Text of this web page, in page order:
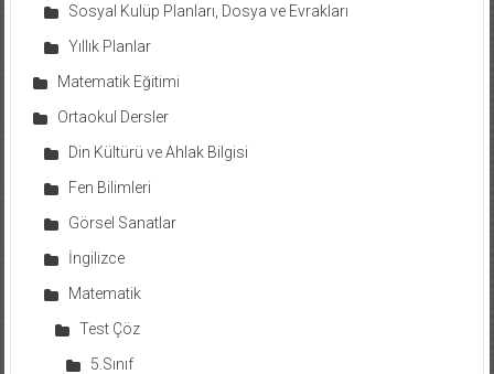
Sosyal Kulüp Planları, Dosya ve Evrakları
Yıllık Planlar
Matematik Eğitimi
Ortaokul Dersler
Din Kültürü ve Ahlak Bilgisi
Fen Bilimleri
Görsel Sanatlar
İngilizce
Matematik
Test Çöz
5.Sınıf